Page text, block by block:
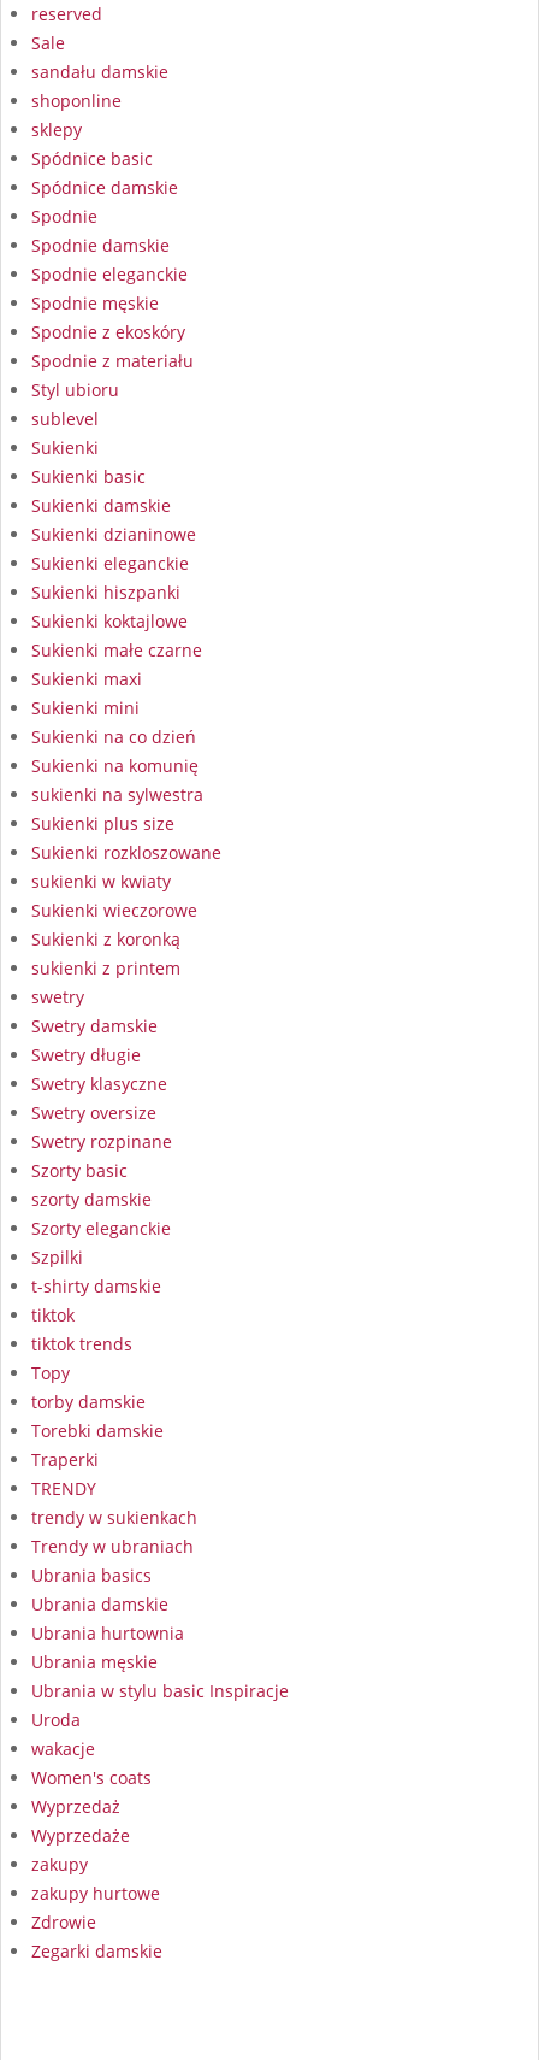
reserved
Sale
sandału damskie
shoponline
sklepy
Spódnice basic
Spódnice damskie
Spodnie
Spodnie damskie
Spodnie eleganckie
Spodnie męskie
Spodnie z ekoskóry
Spodnie z materiału
Styl ubioru
sublevel
Sukienki
Sukienki basic
Sukienki damskie
Sukienki dzianinowe
Sukienki eleganckie
Sukienki hiszpanki
Sukienki koktajlowe
Sukienki małe czarne
Sukienki maxi
Sukienki mini
Sukienki na co dzień
Sukienki na komunię
sukienki na sylwestra
Sukienki plus size
Sukienki rozkloszowane
sukienki w kwiaty
Sukienki wieczorowe
Sukienki z koronką
sukienki z printem
swetry
Swetry damskie
Swetry długie
Swetry klasyczne
Swetry oversize
Swetry rozpinane
Szorty basic
szorty damskie
Szorty eleganckie
Szpilki
t-shirty damskie
tiktok
tiktok trends
Topy
torby damskie
Torebki damskie
Traperki
TRENDY
trendy w sukienkach
Trendy w ubraniach
Ubrania basics
Ubrania damskie
Ubrania hurtownia
Ubrania męskie
Ubrania w stylu basic Inspiracje
Uroda
wakacje
Women's coats
Wyprzedaż
Wyprzedaże
zakupy
zakupy hurtowe
Zdrowie
Zegarki damskie